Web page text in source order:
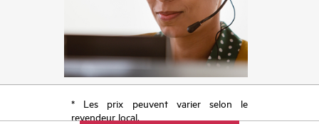
* Les prix peuvent varier selon le
revendeur local.